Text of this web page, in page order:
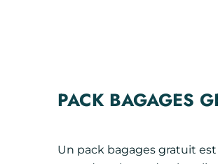
PACK BAGAGES
Un pack bagages gratuit